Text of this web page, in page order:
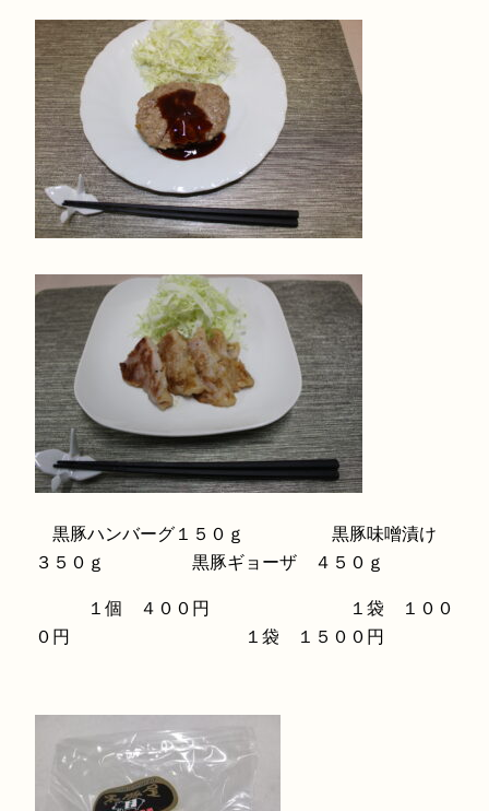
黒豚ハンバーグ１５０ｇ 黒豚味噌漬け
３５０ｇ 黒豚ギョーザ ４５０ｇ
１個 ４００円 １袋 １００
０円 １袋 １５００円